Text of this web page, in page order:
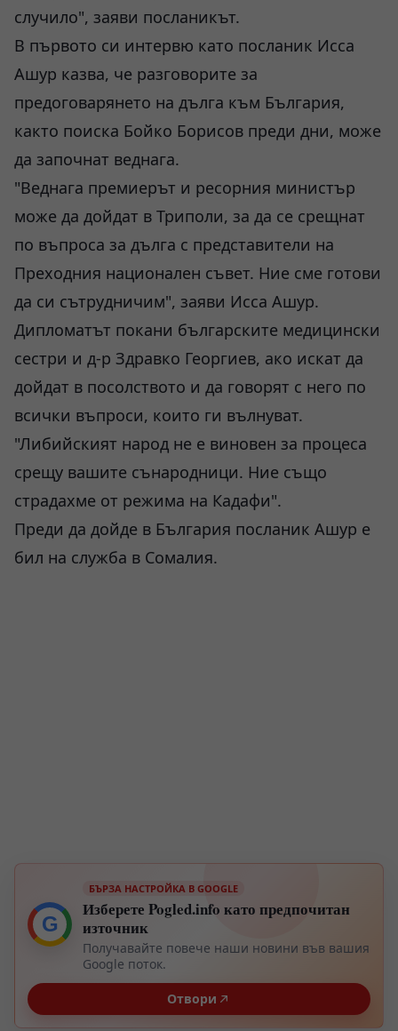
случило", заяви посланикът.
В първото си интервю като посланик Исса
Ашур казва, че разговорите за
предоговарянето на дълга към България,
както поиска Бойко Борисов преди дни, може
да започнат веднага.
"Веднага премиерът и ресорния министър
може да дойдат в Триполи, за да се срещнат
по въпроса за дълга с представители на
Преходния национален съвет. Ние сме готови
да си сътрудничим", заяви Исса Ашур.
Дипломатът покани българските медицински
сестри и д-р Здравко Георгиев, ако искат да
дойдат в посолството и да говорят с него по
всички въпроси, които ги вълнуват.
"Либийският народ не е виновен за процеса
срещу вашите сънародници. Ние също
страдахме от режима на Кадафи".
Преди да дойде в България посланик Ашур е
бил на служба в Сомалия.
G
БЪРЗА НАСТРОЙКА В GOOGLE
Изберете Pogled.info като предпочитан
източник
Получавайте повече наши новини във вашия
Google поток.
Отвори